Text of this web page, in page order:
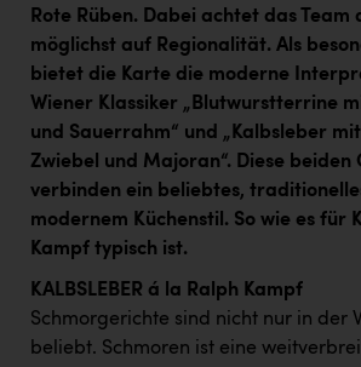
INTERSPORT Austria
Jesolo
Jane Goodall Institute Austria
Kärcher
Karin Liedl
KEBA
KIWI Kinderwunsch Institut Dr. Loimer
KLIPP Frisör
Rote Rüben. Dabei achtet das Team
möglichst auf Regionalität. Als
bietet die Karte die moderne
Wiener Klassiker „Blutwurstterrine
und Sauerrahm“ und „Kalbsleber
Zwiebel und Majoran“. Diese beiden
verbinden ein beliebtes,
modernem Küchenstil. So wie es für
Kampf typisch ist.
KALBSLEBER á la Ralph Kampf
Schmorgerichte sind nicht nur in der
beliebt. Schmoren ist eine